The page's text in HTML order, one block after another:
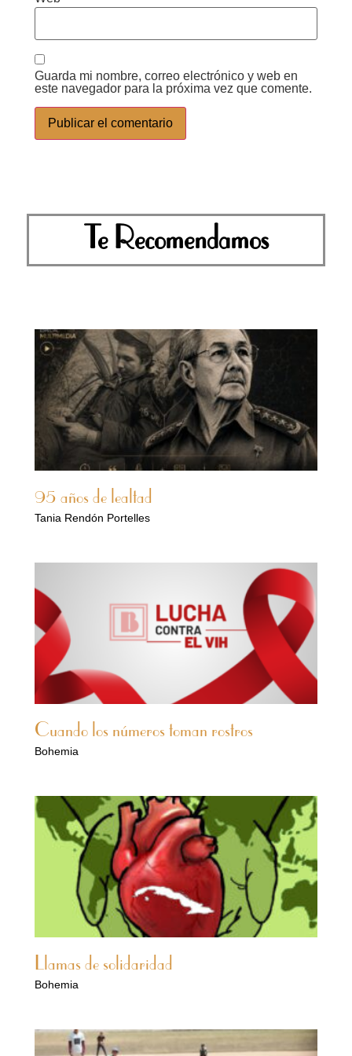
Guarda mi nombre, correo electrónico y web en
este navegador para la próxima vez que comente.
Te Recomendamos
95 años de lealtad
Tania Rendón Portelles
Cuando los números toman rostros
Bohemia
Llamas de solidaridad
Bohemia